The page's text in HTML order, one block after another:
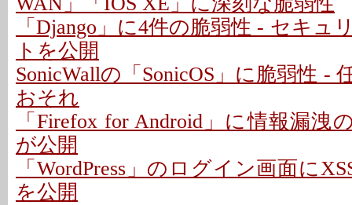
「Django」に4件の脆弱性 - セキュ
トを公開
SonicWallの「SonicOS」に脆弱性 -
おそれ
「Firefox for Android」に情報漏洩
が公開
「WordPress」のログイン画面に
を公開